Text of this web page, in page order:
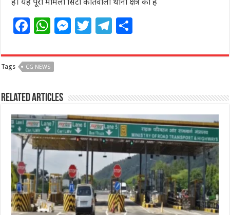
F
c
e
b
o
o
k
W
at
s
A
p
p
M
ss
n
g
e
r
T
itt
r
T
e
ra
m
ar
Tags CG NEWS
Related Articles